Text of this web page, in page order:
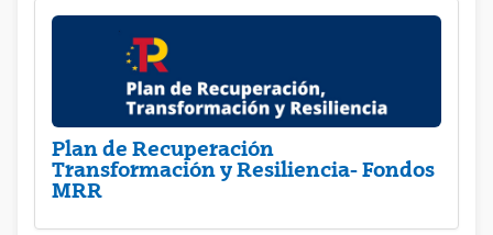
Plan de Recuperación
Transformación y Resiliencia- Fondos
MRR